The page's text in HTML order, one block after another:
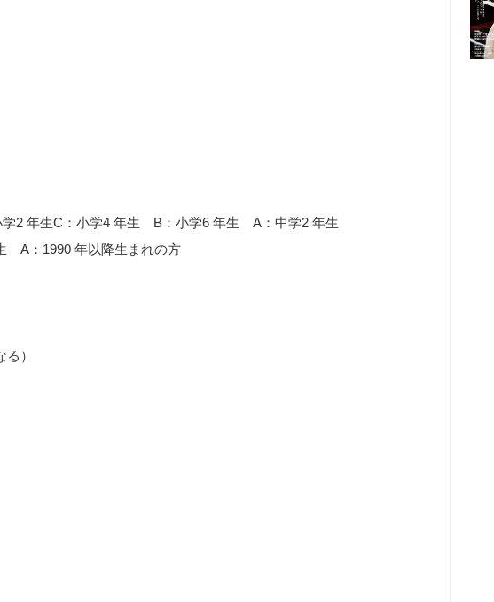
学2 年生C：小学4 年生 B：小学6 年生 A：中学2 年生
A：1990 年以降生まれの方
）